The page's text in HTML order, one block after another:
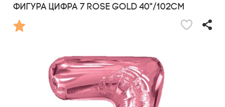
Фигура Цифра 7 Rose Gold 40"/102см